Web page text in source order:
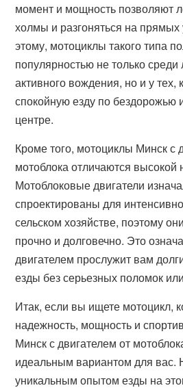
момент и мощность позволяют
холмы и разгоняться на прямых
этому, мотоциклы такого типа
популярностью не только
активного вождения, но и у тех,
спокойную езду по бездорожью
центре.
Кроме того, мотоциклы Минск с
мотоблока отличаются высокой
Мотоблоковые двигатели
спроектированы для
сельском хозяйстве, поэтому
прочно и долговечно. Это
двигателем прослужит вам
езды без серьезных поломок
Итак, если вы ищете мотоцикл,
надежность, мощность и
Минск с двигателем от
идеальным вариантом для вас.
уникальным опытом езды на